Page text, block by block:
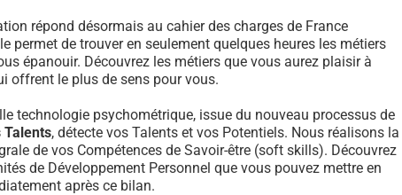
répond désormais au cahier des charges de France
permet de trouver en seulement quelques heures les métiers
épanouir. Découvrez les métiers que vous aurez plaisir à
offrent le plus de sens pour vous.
technologie psychométrique, issue du nouveau processus de
Talents, détecte vos Talents et vos Potentiels. Nous réalisons la
de vos Compétences de Savoir-être (soft skills). Découvrez
de Développement Personnel que vous pouvez mettre en
après ce bilan.